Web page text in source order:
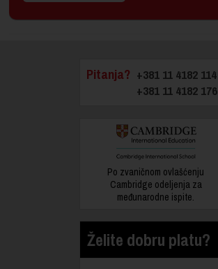
Pitanja? +381 11 4182 114
+381 11 4182 176
Po zvaničnom ovlašćenju
Cambridge odeljenja za
međunarodne ispite.
Želite dobru platu?